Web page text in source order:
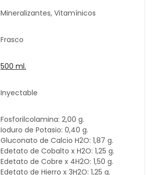
Mineralizantes, Vitamínicos
Frasco
500 ml.
Inyectable
Fosforilcolamina: 2,00 g.
Ioduro de Potasio: 0,40 g.
Gluconato de Calcio H2O: 1,87 g.
Edetato de Cobalto x H2O: 1,25 g.
Edetato de Cobre x 4H2O: 1,50 g.
Edetato de Hierro x 3H2O: 1,25 g.